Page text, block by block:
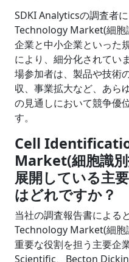
SDKI Analyticsの調査者
Technology Market(細胞
企業と中小企業といった
により、細分化されてい
場参加者は、製品や技術
収、事業拡大など、あら
の見通しにおいて競争優
す。
Cell
Market(細胞識
展開している主
はどれですか？
当社の調査報告書によ
Technology Market(細胞
重要な役割を担う主要企
Scientific、Becton